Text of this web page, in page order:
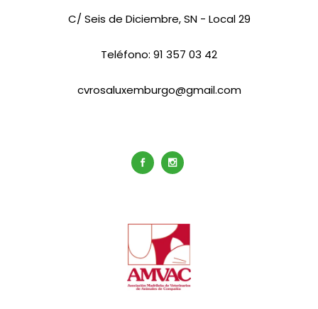
C/ Seis de Diciembre, SN - Local 29
Teléfono: 91 357 03 42
cvrosaluxemburgo@gmail.com